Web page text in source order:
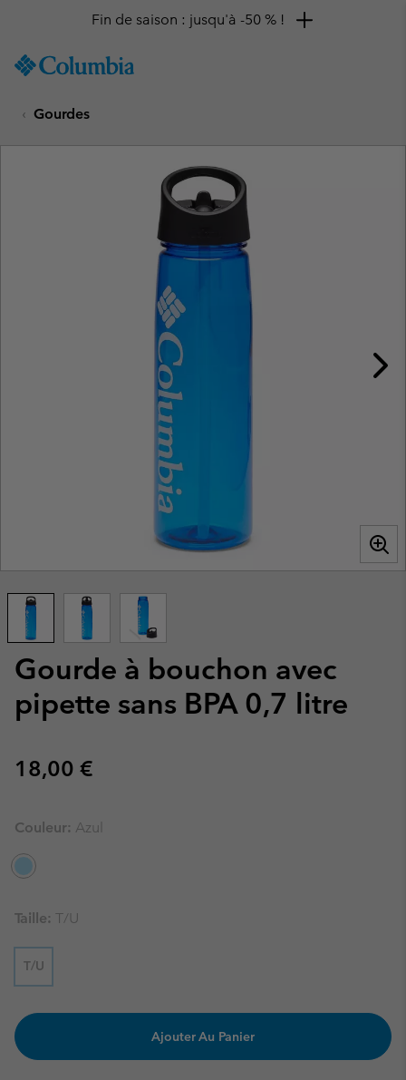
TO
SKIP
MAIN
Fin de saison : jusqu'à -50 % !
Gourdes
Gourde à bouchon avec
pipette sans BPA 0,7 litre
Regular price:
18,00 €
Couleur: Azul
Taille: T/U
T/U
Ajouter Au Panier